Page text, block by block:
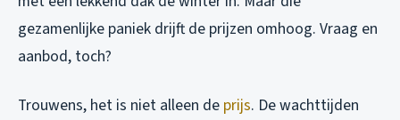
gezamenlijke paniek drijft de prijzen omhoog. Vraag en
aanbod, toch?
Trouwens, het is niet alleen de prijs. De wachttijden